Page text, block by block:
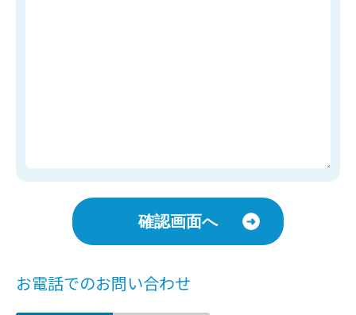
確認画面へ
お電話でのお問い合わせ